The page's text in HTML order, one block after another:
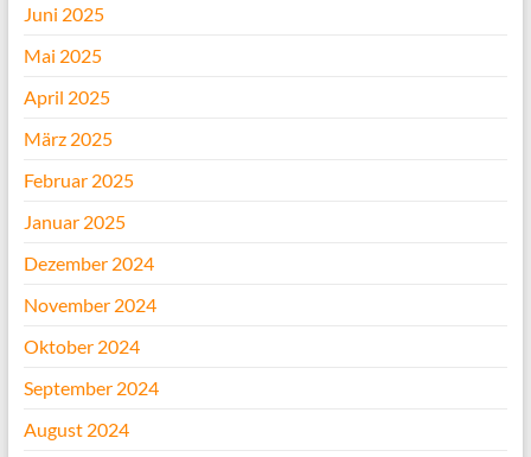
Juni 2025
Mai 2025
April 2025
März 2025
Februar 2025
Januar 2025
Dezember 2024
November 2024
Oktober 2024
September 2024
August 2024